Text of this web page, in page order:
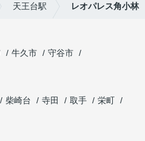
天王台駅 レオパレス角小林
牛久市
守谷市
柴崎台 寺田 取手
栄町